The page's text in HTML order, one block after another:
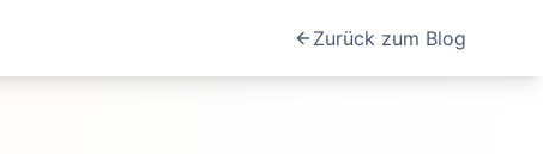
Zurück zum Blog